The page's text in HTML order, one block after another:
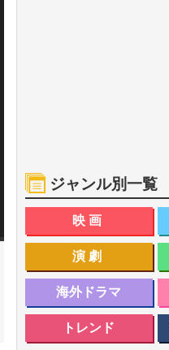
ジャンル別一覧
映画
演劇
海外ドラマ
トレンド